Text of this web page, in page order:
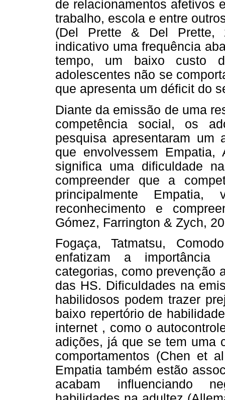
de relacionamentos afetivos
trabalho, escola e entre
(Del Prette & Del Prette,
indicativo uma frequência
tempo, um baixo custo
adolescentes não se
que apresenta um déficit do
Diante da emissão de uma
competência social, os
pesquisa apresentaram um
que envolvessem
significa uma dificuldade
compreender que a
principalmente
reconhecimento e
Gómez, Farrington & Zych,
Fogaça, Tatmatsu,
enfatizam a importância
categorias, como prevenção
das HS. Dificuldades na
habilidosos podem trazer
baixo repertório de
internet , como o
adições, já que se tem uma
comportamentos (Chen et
Empatia também estão
acabam influenciando